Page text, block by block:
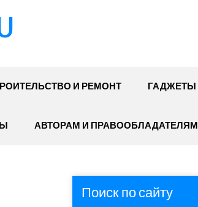
И РЕМОНТ ГАДЖЕТЫ
АВТОРАМ И ПРАВООБЛАДАТЕЛЯМ
Поиск по сайту